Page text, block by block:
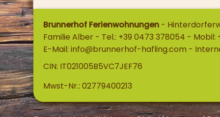
Brunnerhof Ferienwohnungen-
Familie Alber- Tel.: +39 0473 378054 - Mobil:
E-Mail: info@brunnerhof-hafling.com -
CIN: IT021005B5VC7JEF76
Mwst-Nr.: 02779400213